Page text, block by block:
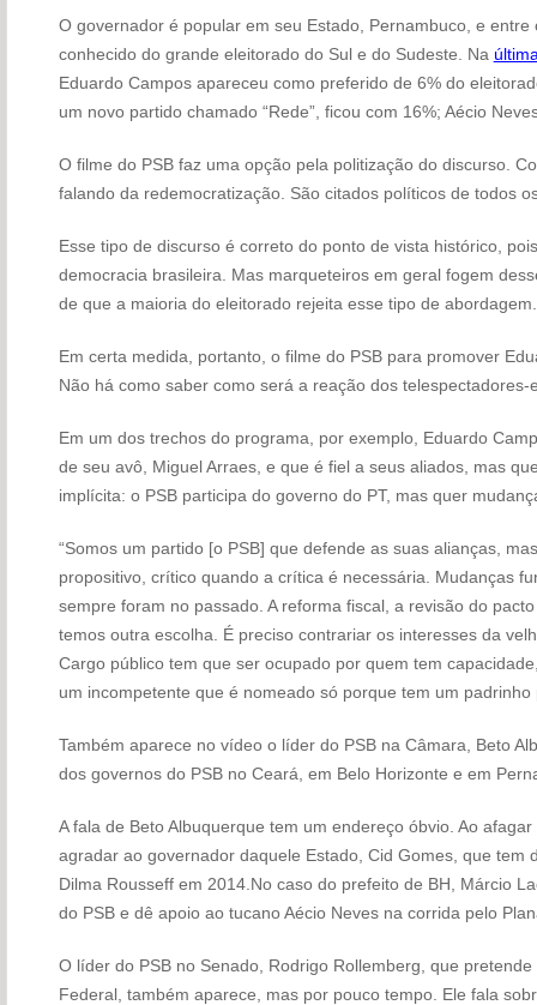
O governador é popular em seu Estado, Pernambuco, e
conhecido do grande eleitorado do Sul e do Sudeste. Na
Eduardo Campos apareceu como preferido de 6% do
um novo partido chamado “Rede”, ficou com 16%; Aécio
O filme do PSB faz uma opção pela politização do discurso.
falando da redemocratização. São citados políticos de todos
Esse tipo de discurso é correto do ponto de vista histórico,
democracia brasileira. Mas marqueteiros em geral fogem
de que a maioria do eleitorado rejeita esse tipo de abordagem.
Em certa medida, portanto, o filme do PSB para promover
Não há como saber como será a reação dos telespectadores-
Em um dos trechos do programa, por exemplo, Eduardo
de seu avô, Miguel Arraes, e que é fiel a seus aliados, mas
implícita: o PSB participa do governo do PT, mas quer
“Somos um partido [o PSB] que defende as suas alianças,
propositivo, crítico quando a crítica é necessária. Mudanças
sempre foram no passado. A reforma fiscal, a revisão do
temos outra escolha. É preciso contrariar os interesses da
Cargo público tem que ser ocupado por quem tem
um incompetente que é nomeado só porque tem um padrinho
Também aparece no vídeo o líder do PSB na Câmara, Beto
dos governos do PSB no Ceará, em Belo Horizonte e em
A fala de Beto Albuquerque tem um endereço óbvio. Ao
agradar ao governador daquele Estado, Cid Gomes, que
Dilma Rousseff em 2014.No caso do prefeito de BH, Márcio
do PSB e dê apoio ao tucano Aécio Neves na corrida pelo
O líder do PSB no Senado, Rodrigo Rollemberg, que
Federal, também aparece, mas por pouco tempo. Ele fala